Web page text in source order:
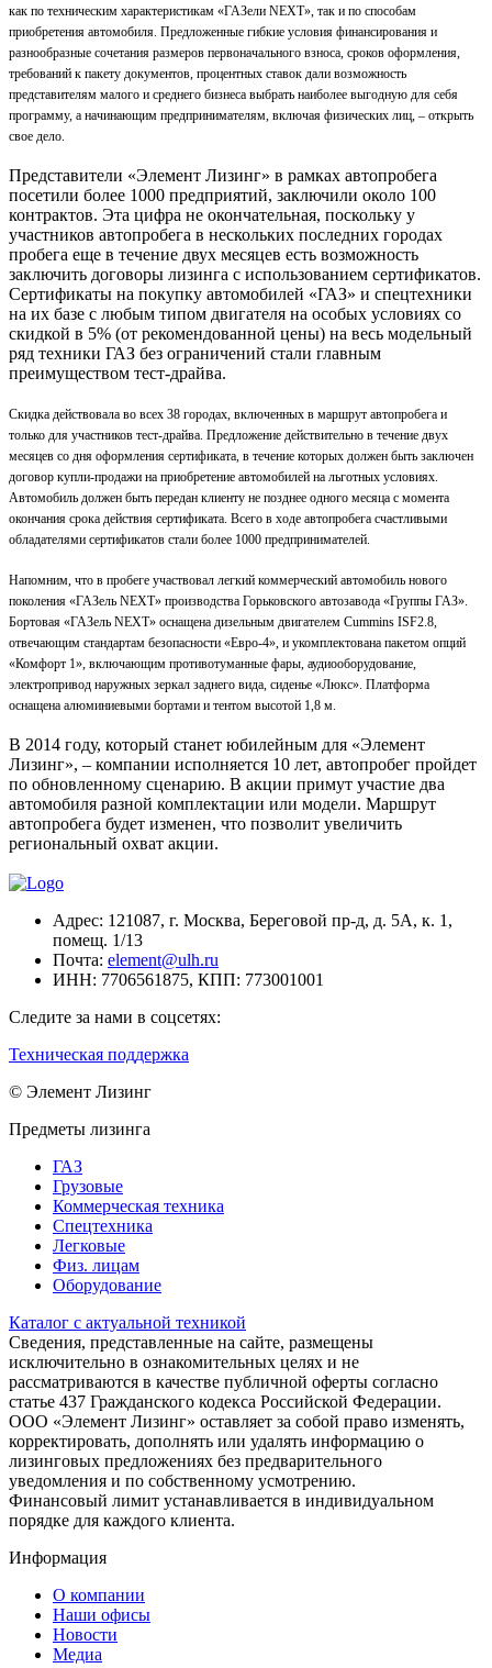
как по техническим характеристикам «ГАЗели NEXT», так и по способам
приобретения автомобиля. Предложенные гибкие условия финансирования и
разнообразные сочетания размеров первоначального взноса, сроков оформления,
требований к пакету документов, процентных ставок дали возможность
представителям малого и среднего бизнеса выбрать наиболее выгодную для себя
программу, а начинающим предпринимателям, включая физических лиц, – открыть
свое дело.
Представители «Элемент Лизинг» в рамках автопробега
посетили более 1000 предприятий, заключили около 100
контрактов. Эта цифра не окончательная, поскольку у
участников автопробега в нескольких последних городах
пробега еще в течение двух месяцев есть возможность
заключить договоры лизинга с использованием сертификатов.
Сертификаты на покупку автомобилей «ГАЗ» и спецтехники
на их базе с любым типом двигателя на особых условиях со
скидкой в 5% (от рекомендованной цены) на весь модельный
ряд техники ГАЗ без ограничений стали главным
преимуществом тест-драйва.
Скидка действовала во всех 38 городах, включенных в маршрут автопробега и
только для участников тест-драйва. Предложение действительно в течение двух
месяцев со дня оформления сертификата, в течение которых должен быть заключен
договор купли-продажи на приобретение автомобилей на льготных условиях.
Автомобиль должен быть передан клиенту не позднее одного месяца с момента
окончания срока действия сертификата. Всего в ходе автопробега счастливыми
обладателями сертификатов стали более 1000 предпринимателей.
Напомним, что в пробеге участвовал легкий коммерческий автомобиль нового
поколения «ГАЗель NEXT» производства Горьковского автозавода «Группы ГАЗ».
Бортовая «ГАЗель NEXT» оснащена дизельным двигателем Cummins ISF2.8,
отвечающим стандартам безопасности «Евро-4», и укомплектована пакетом опций
«Комфорт 1», включающим противотуманные фары, аудиооборудование,
электропривод наружных зеркал заднего вида, сиденье «Люкс». Платформа
оснащена алюминиевыми бортами и тентом высотой 1,8 м.
В 2014 году, который станет юбилейным для «Элемент
Лизинг», – компании исполняется 10 лет, автопробег пройдет
по обновленному сценарию. В акции примут участие два
автомобиля разной комплектации или модели. Маршрут
автопробега будет изменен, что позволит увеличить
региональный охват акции.
Адрес: 121087, г. Москва, Береговой пр-д, д. 5А, к. 1,
помещ. 1/13
Почта: element@ulh.ru
ИНН: 7706561875, КПП: 773001001
Следите за нами в соцсетях:
Техническая поддержка
© Элемент Лизинг
Предметы лизинга
ГАЗ
Грузовые
Коммерческая техника
Спецтехника
Легковые
Физ. лицам
Оборудование
Каталог с актуальной техникой
Сведения, представленные на сайте, размещены
исключительно в ознакомительных целях и не
рассматриваются в качестве публичной оферты согласно
статье 437 Гражданского кодекса Российской Федерации.
ООО «Элемент Лизинг» оставляет за собой право изменять,
корректировать, дополнять или удалять информацию о
лизинговых предложениях без предварительного
уведомления и по собственному усмотрению.
Финансовый лимит устанавливается в индивидуальном
порядке для каждого клиента.
Информация
О компании
Наши офисы
Новости
Медиа